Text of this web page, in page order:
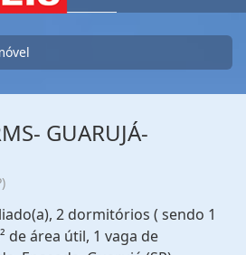
GUARUJÁ-
2 dormitórios ( sendo 1
de área útil, 1 vaga de